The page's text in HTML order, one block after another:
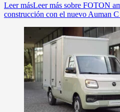
Leer másLeer más sobre FOTON
construcción con el nuevo Auman